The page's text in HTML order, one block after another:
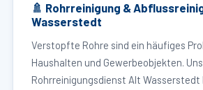
🚿 Rohrreinigung &
Wasserstedt
Verstopfte Rohre sind ein häufiges
Haushalten und Gewerbeobjekten.
Rohrreinigungsdienst Alt